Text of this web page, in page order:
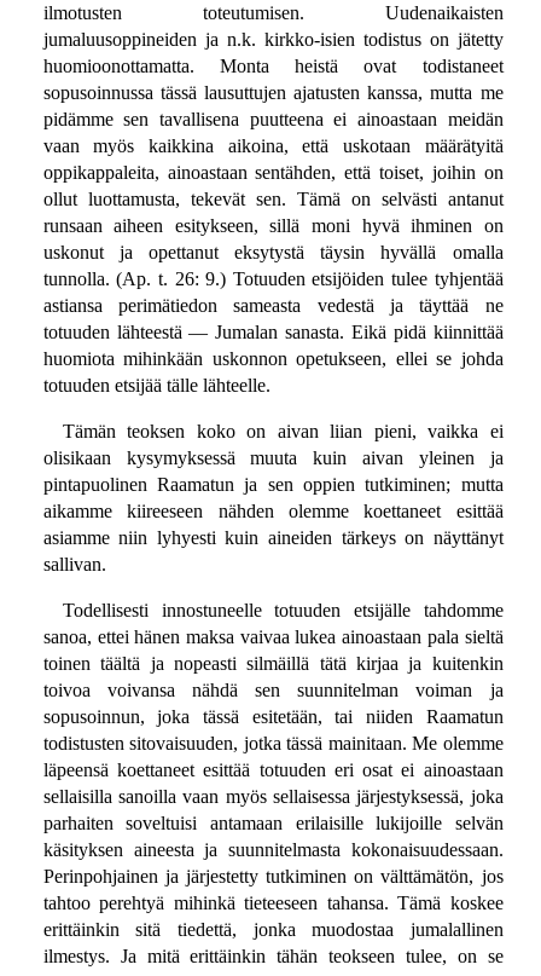
ilmotusten toteutumisen. Uudenaikaisten
jumaluusoppineiden ja n.k. kirkko-isien todistus on jätetty
huomioonottamatta. Monta heistä ovat todistaneet
sopusoinnussa tässä lausuttujen ajatusten kanssa, mutta me
pidämme sen tavallisena puutteena ei ainoastaan meidän
vaan myös kaikkina aikoina, että uskotaan määrätyitä
oppikappaleita, ainoastaan sentähden, että toiset, joihin on
ollut luottamusta, tekevät sen. Tämä on selvästi antanut
runsaan aiheen esitykseen, sillä moni hyvä ihminen on
uskonut ja opettanut eksytystä täysin hyvällä omalla
tunnolla. (Ap. t. 26: 9.) Totuuden etsijöiden tulee tyhjentää
astiansa perimätiedon sameasta vedestä ja täyttää ne
totuuden lähteestä — Jumalan sanasta. Eikä pidä kiinnittää
huomiota mihinkään uskonnon opetukseen, ellei se johda
totuuden etsijää tälle lähteelle.
Tämän teoksen koko on aivan liian pieni, vaikka ei
olisikaan kysymyksessä muuta kuin aivan yleinen ja
pintapuolinen Raamatun ja sen oppien tutkiminen; mutta
aikamme kiireeseen nähden olemme koettaneet esittää
asiamme niin lyhyesti kuin aineiden tärkeys on näyttänyt
sallivan.
Todellisesti innostuneelle totuuden etsijälle tahdomme
sanoa, ettei hänen maksa vaivaa lukea ainoastaan pala sieltä
toinen täältä ja nopeasti silmäillä tätä kirjaa ja kuitenkin
toivoa voivansa nähdä sen suunnitelman voiman ja
sopusoinnun, joka tässä esitetään, tai niiden Raamatun
todistusten sitovaisuuden, jotka tässä mainitaan. Me olemme
läpeensä koettaneet esittää totuuden eri osat ei ainoastaan
sellaisilla sanoilla vaan myös sellaisessa järjestyksessä, joka
parhaiten soveltuisi antamaan erilaisille lukijoille selvän
käsityksen aineesta ja suunnitelmasta kokonaisuudessaan.
Perinpohjainen ja järjestetty tutkiminen on välttämätön, jos
tahtoo perehtyä mihinkä tieteeseen tahansa. Tämä koskee
erittäinkin sitä tiedettä, jonka muodostaa jumalallinen
ilmestys. Ja mitä erittäinkin tähän teokseen tulee, on se